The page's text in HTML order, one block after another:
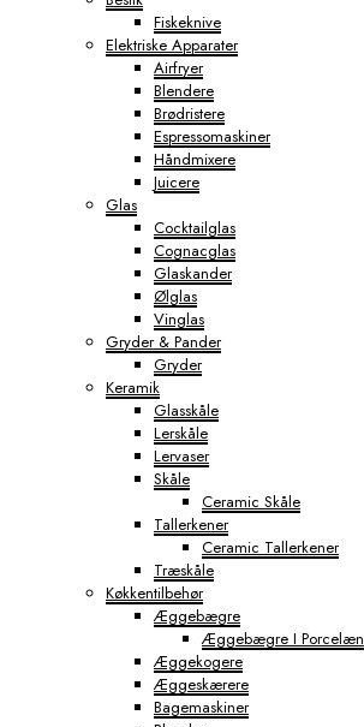
Fiskeknive
Elektriske Apparater
Airfryer
Blendere
Brødristere
Espressomaskiner
Håndmixere
Juicere
Glas
Cocktailglas
Cognacglas
Glaskander
Ølglas
Vinglas
Gryder & Pander
Gryder
Keramik
Glasskåle
Lerskåle
Lervaser
Skåle
Ceramic Skåle
Tallerkener
Ceramic Tallerkener
Træskåle
Køkkentilbehør
Æggebægre
Æggebægre I Porcelæn
Æggekogere
Æggeskærere
Bagemaskiner